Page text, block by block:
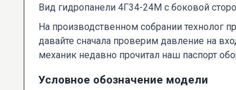
Вид гидропанели 4Г34-24М с боковой
На производственном собрании технолог
давайте сначала проверим давление на
механик недавно прочитал наш паспорт
Условное обозначение модели